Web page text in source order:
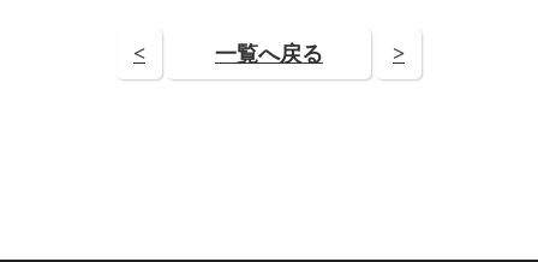
< 一覧へ戻る >